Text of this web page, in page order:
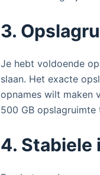
3.
Je hebt voldoende
slaan. Het exacte
opnames wilt maken
500 GB
4.